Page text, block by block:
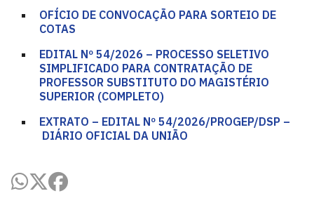
OFÍCIO DE CONVOCAÇÃO PARA SORTEIO DE
COTAS
EDITAL Nº 54/2026 – PROCESSO SELETIVO
SIMPLIFICADO PARA CONTRATAÇÃO DE
PROFESSOR SUBSTITUTO DO MAGISTÉRIO
SUPERIOR (COMPLETO)
EXTRATO – EDITAL Nº 54/2026/PROGEP/DSP –
DIÁRIO OFICIAL DA UNIÃO